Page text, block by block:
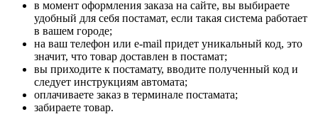
в момент оформления заказа на сайте, вы выбираете
удобный для себя постамат, если такая система работает
в вашем городе;
на ваш телефон или e-mail придет уникальный код, это
значит, что товар доставлен в постамат;
вы приходите к постамату, вводите полученный код и
следует инструкциям автомата;
оплачиваете заказ в терминале постамата;
забираете товар.